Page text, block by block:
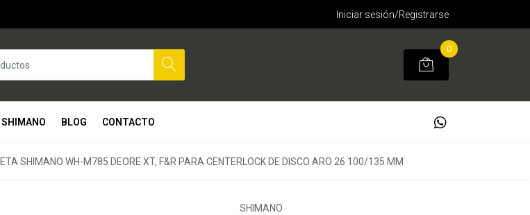
Iniciar sesión/Registrarse
0
BLOG CONTACTO
SHIMANO WH-M785 DEORE XT, F&R PARA CENTERLOCK DE DISCO ARO 26 100/135 MM
SHIMANO